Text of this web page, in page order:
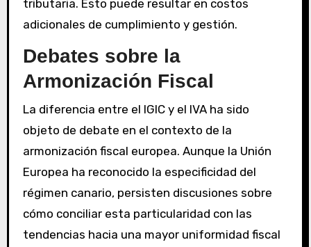
tributaria. Esto puede resultar en costos
adicionales de cumplimiento y gestión.
Debates sobre la
Armonización Fiscal
La diferencia entre el IGIC y el IVA ha sido
objeto de debate en el contexto de la
armonización fiscal europea. Aunque la Unión
Europea ha reconocido la especificidad del
régimen canario, persisten discusiones sobre
cómo conciliar esta particularidad con las
tendencias hacia una mayor uniformidad fiscal